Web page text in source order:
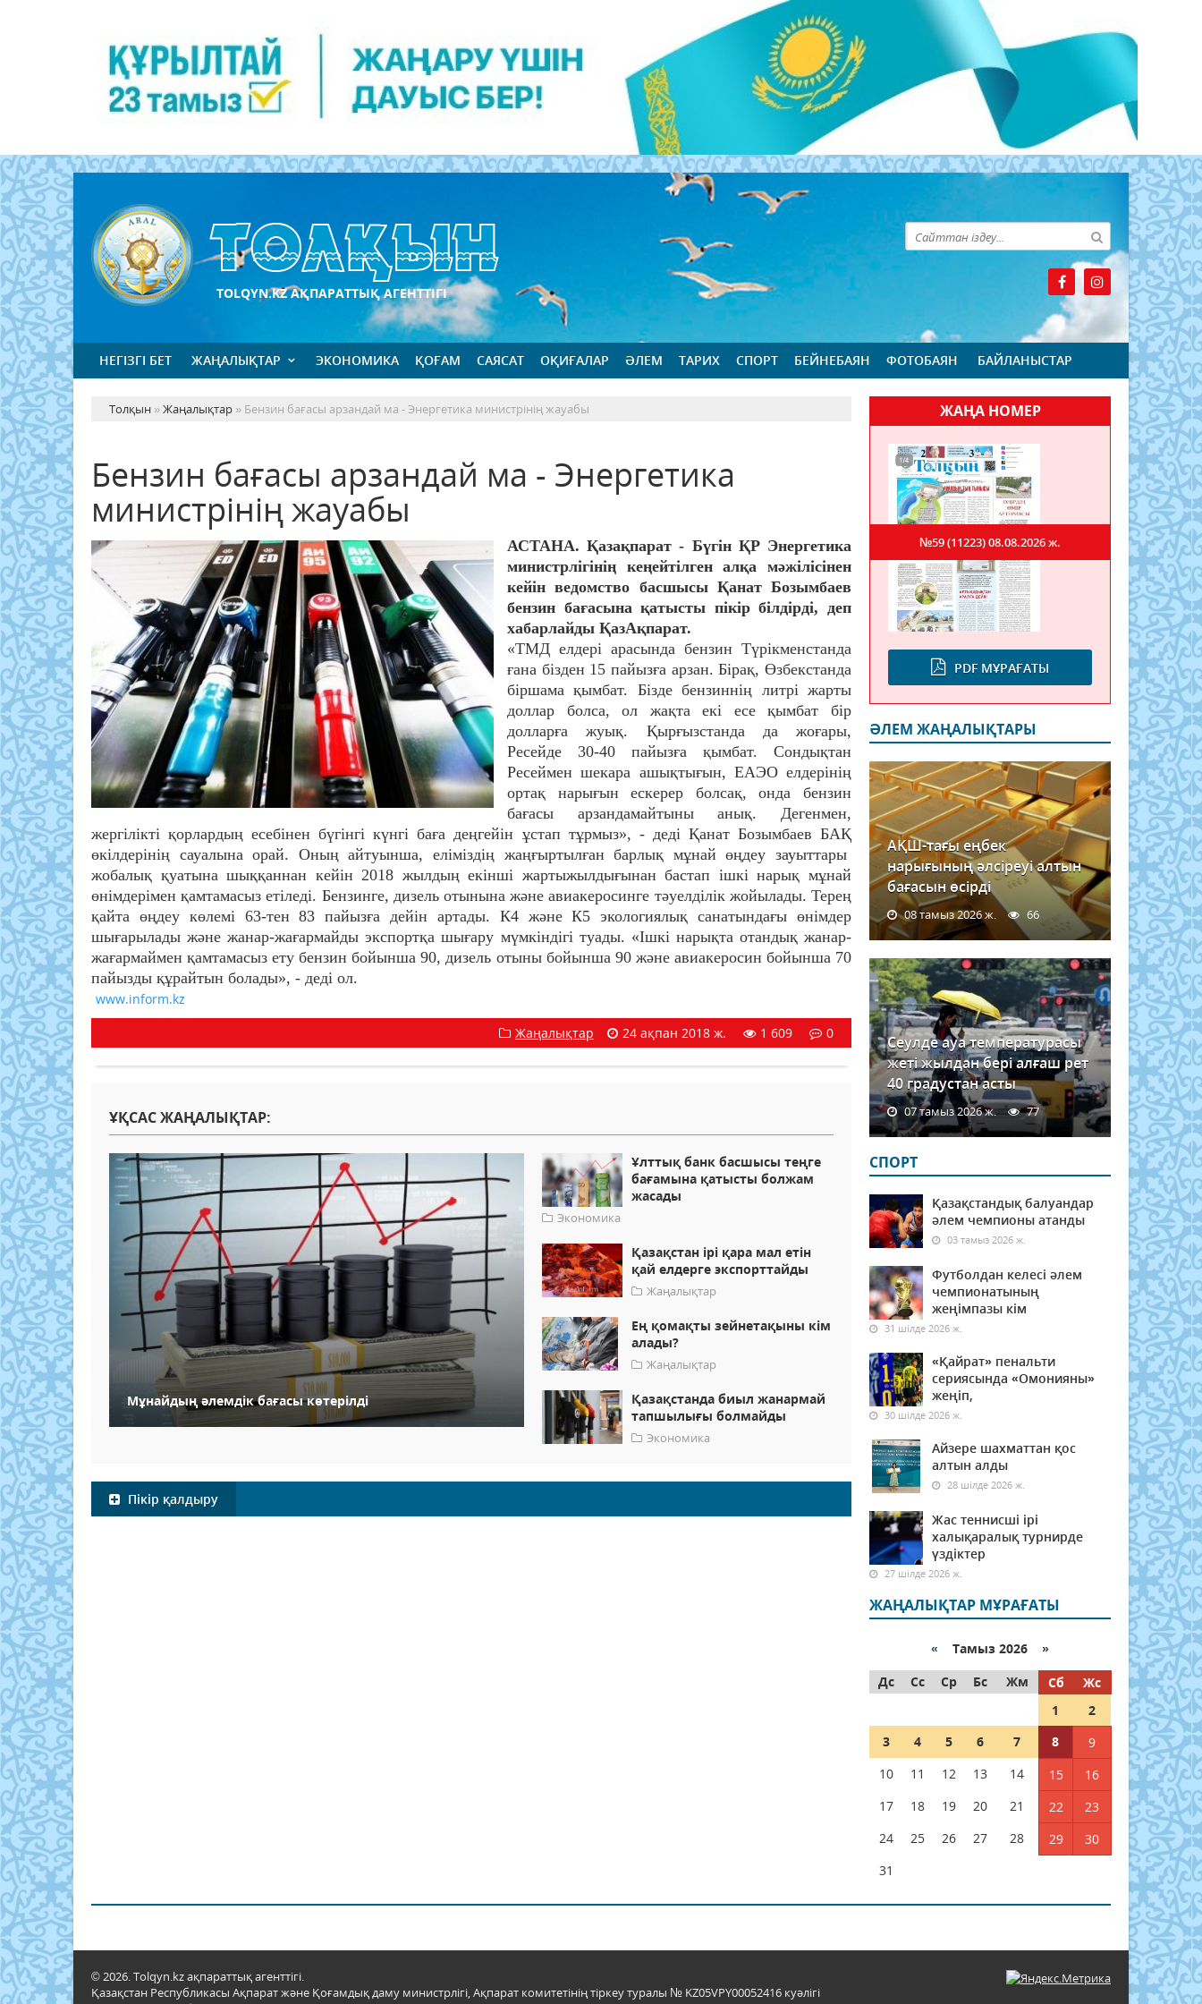
TOLQYN.KZ АҚПАРАТТЫҚ АГЕНТТІГІ
НЕГІЗГІ БЕТ ЖАҢАЛЫҚТАР ЭКОНОМИКА ҚОҒАМ САЯСАТ ОҚИҒАЛАР ӘЛЕМ ТАРИХ СПОРТ БЕЙНЕБАЯН ФОТОБАЯН БАЙЛАНЫСТАР
Толқын »Жаңалықтар » Бензин бағасы арзандай ма - Энергетика министрінің жауабы
Бензин бағасы арзандай ма - Энергетика
министрінің жауабы
АСТАНА. Қазақпарат - Бүгін ҚР Энергетика
министрлігінің кеңейтілген алқа мәжілісінен
кейін ведомство басшысы Қанат Бозымбаев
бензин бағасына қатысты пікір білдірді, деп
хабарлайды ҚазАқпарат.
«ТМД елдері арасында бензин Түрікменстанда
ғана бізден 15 пайызға арзан. Бірақ, Өзбекстанда
біршама қымбат. Бізде бензиннің литрі жарты
доллар болса, ол жақта екі есе қымбат бір
долларға жуық. Қырғызстанда да жоғары,
Ресейде 30-40 пайызға қымбат. Сондықтан
Ресеймен шекара ашықтығын, ЕАЭО елдерінің
ортақ нарығын ескерер болсақ, онда бензин
бағасы арзандамайтыны анық. Дегенмен,
жергілікті қорлардың есебінен бүгінгі күнгі баға деңгейін ұстап тұрмыз», - деді Қанат Бозымбаев БАҚ
өкілдерінің сауалына орай. Оның айтуынша, еліміздің жаңғыртылған барлық мұнай өңдеу зауыттары
жобалық қуатына шыққаннан кейін 2018 жылдың екінші жартыжылдығынан бастап ішкі нарық мұнай
өнімдерімен қамтамасыз етіледі. Бензинге, дизель отынына және авиакеросинге тәуелділік жойылады. Терең
қайта өңдеу көлемі 63-тен 83 пайызға дейін артады. К4 және К5 экологиялық санатындағы өнімдер
шығарылады және жанар-жағармайды экспортқа шығару мүмкіндігі туады. «Ішкі нарықта отандық жанар-
жағармаймен қамтамасыз ету бензин бойынша 90, дизель отыны бойынша 90 және авиакеросин бойынша 70
пайызды құрайтын болады», - деді ол.
www.inform.kz
Жаңалықтар
24 ақпан 2018 ж. 1 609 0
ҰҚСАС ЖАҢАЛЫҚТАР:
Мұнайдың әлемдік бағасы көтерілді
Ұлттық банк басшысы теңге
бағамына қатысты болжам
жасады
Экономика
Қазақстан ірі қара мал етін
қай елдерге экспорттайды
Жаңалықтар
Ең қомақты зейнетақыны кім
алады?
Жаңалықтар
Қазақстанда биыл жанармай
тапшылығы болмайды
Экономика
Пікір қалдыру
ЖАҢА НОМЕР
PDF МҰРАҒАТЫ
№59 (11223)08.08.2026 ж.
ӘЛЕМ ЖАҢАЛЫҚТАРЫ
АҚШ-тағы еңбек
нарығының әлсіреуі алтын
бағасын өсірді
08 тамыз 2026 ж. 66
Сеулде ауа температурасы
жеті жылдан бері алғаш рет
40 градустан асты
07 тамыз 2026 ж. 77
СПОРТ
Қазақстандық балуандар
әлем чемпионы атанды
03 тамыз 2026 ж.
Футболдан келесі әлем
чемпионатының
жеңімпазы кім
31 шілде 2026 ж.
«Қайрат» пенальти
сериясында «Омонияны»
жеңіп,
30 шілде 2026 ж.
Айзере шахматтан қос
алтын алды
28 шілде 2026 ж.
Жас теннисші ірі
халықаралық турнирде
үздіктер
27 шілде 2026 ж.
ЖАҢАЛЫҚТАР МҰРАҒАТЫ
« Тамыз 2026 »
Дс
Сс Ср Бс Жм Сб
Жс
1
2
3
4 5 6 7 8
9
10
11 12 13 14 15
16
17
18 19 20 21 22
23
24
25 26 27 28 29
30
31
© 2026. Tolqyn.kz ақпараттық агенттігі.
Қазақстан Республикасы Ақпарат және Қоғамдық даму министрлігі, Ақпарат комитетінің тіркеу туралы № KZ05VPY00052416 куәлігі